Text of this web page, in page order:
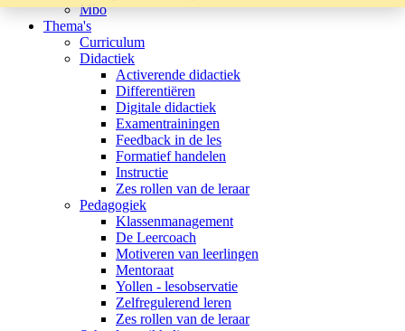
Mbo
Thema's
Curriculum
Didactiek
Activerende didactiek
Differentiëren
Digitale didactiek
Examentrainingen
Feedback in de les
Formatief handelen
Instructie
Zes rollen van de leraar
Pedagogiek
Klassenmanagement
De Leercoach
Motiveren van leerlingen
Mentoraat
Yollen - lesobservatie
Zelfregulerend leren
Zes rollen van de leraar